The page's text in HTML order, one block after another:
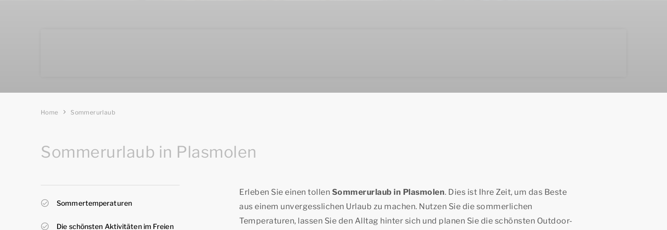
Home Sommerurlaub
Sommerurlaub in Plasmolen
Sommertemperaturen
Die schönsten Aktivitäten im Freien
Erleben Sie einen tollen Sommerurlaub in Plasmolen. Dies ist Ihre Zeit, um das Beste
aus einem unvergesslichen Urlaub zu machen. Nutzen Sie die sommerlichen
Temperaturen, lassen Sie den Alltag hinter sich und planen Sie die schönsten Outdoor-